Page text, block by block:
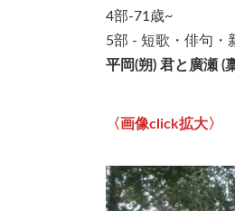
4部-71歳~
5部 - 短歌・俳句・
平岡(朔) 君と廣瀬 (
〈画像click拡大〉